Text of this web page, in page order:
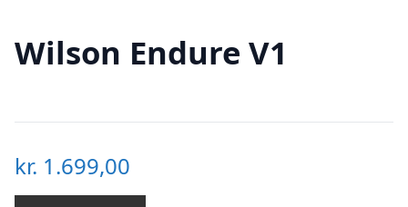
Wilson Endure V1
kr. 1.699,00